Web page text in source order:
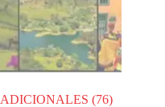
ADICIONALES(76)